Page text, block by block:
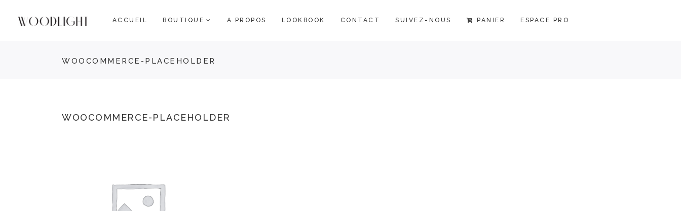
ACCUEIL BOUTIQUE A PROPOS LOOKBOOK CONTACT SUIVEZ-NOUS PANIER ESPACE PRO
WOOCOMMERCE-PLACEHOLDER
WOOCOMMERCE-PLACEHOLDER